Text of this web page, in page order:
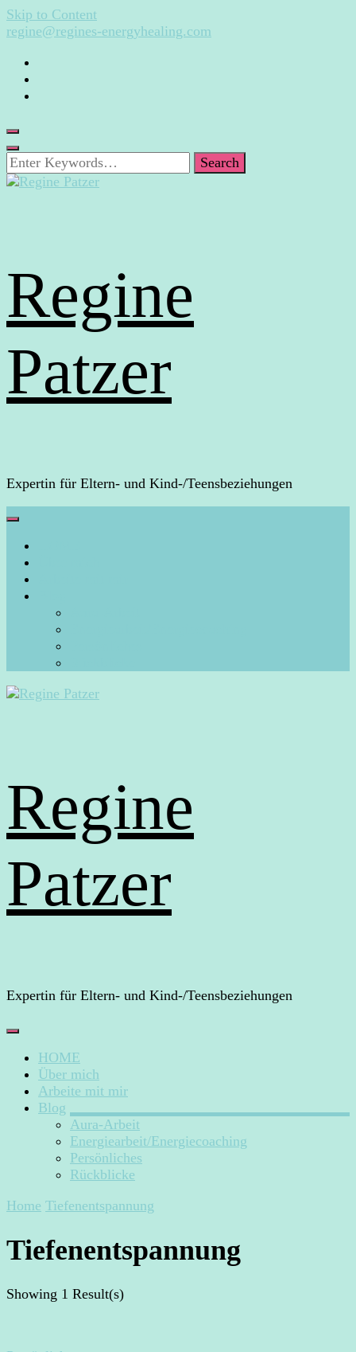
Skip to Content
regine@regines-energyhealing.com
Looking
for
Something?
Regine
Patzer
Expertin für Eltern- und Kind-/Teensbeziehungen
Regine
Patzer
Expertin für Eltern- und Kind-/Teensbeziehungen
HOME
Über mich
Arbeite mit mir
Blog
Aura-Arbeit
Energiearbeit/Energiecoaching
Persönliches
Rückblicke
Home Tiefenentspannung
Tiefenentspannung
Showing 1 Result(s)